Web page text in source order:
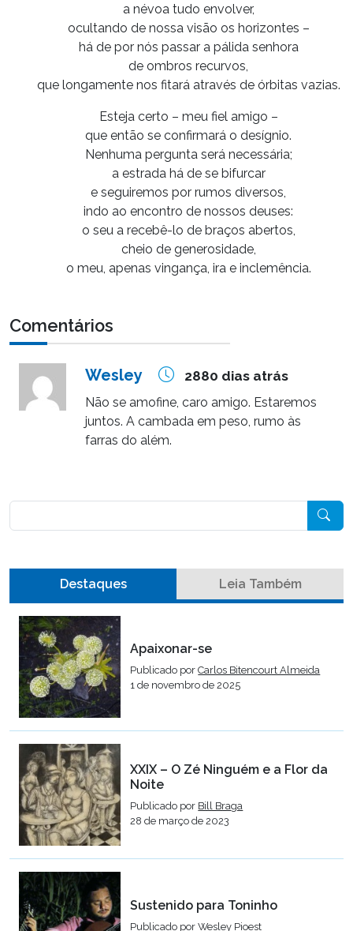
a névoa tudo envolver,
ocultando de nossa visão os horizontes –
há de por nós passar a pálida senhora
de ombros recurvos,
que longamente nos fitará através de órbitas vazias.
Esteja certo – meu fiel amigo –
que então se confirmará o desígnio.
Nenhuma pergunta será necessária;
a estrada há de se bifurcar
e seguiremos por rumos diversos,
indo ao encontro de nossos deuses:
o seu a recebê-lo de braços abertos,
cheio de generosidade,
o meu, apenas vingança, ira e inclemência.
Comentários
Wesley 2880 dias atrás
Não se amofine, caro amigo. Estaremos
juntos. A cambada em peso, rumo às
farras do além.
Destaques Leia Também
Apaixonar-se
Publicado porCarlos Bitencourt Almeida
1 de novembro de 2025
XXIX – O Zé Ninguém e a Flor da
Noite
Publicado por Bill Braga
28 de março de 2023
Sustenido para Toninho
Publicado porWesley Pioest